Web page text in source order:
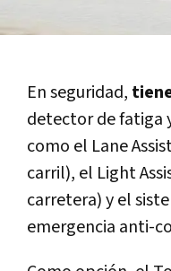
En seguridad,
detector de fatiga
como el Lane
carril), el Light
carretera) y el
emergencia anti-